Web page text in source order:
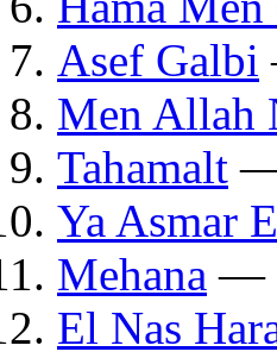
Asef Galbi
Men Allah
Tahamalt —
Ya Asmar
Mehana —
El Nas